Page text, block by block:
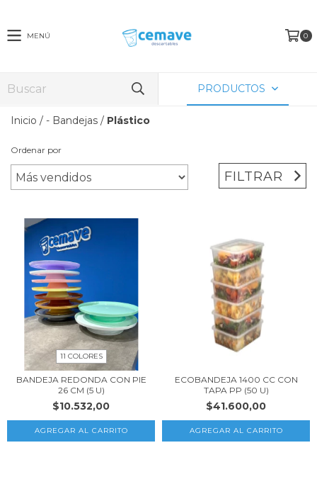
MENÚ 0
PRODUCTOS
Inicio / - Bandejas / Plástico
Ordenar por
FILTRAR
11 COLORES
BANDEJA REDONDA CON PIE
26 CM (5 U)
$10.532,00
AGREGAR AL CARRITO
ECOBANDEJA 1400 CC CON
TAPA PP (50 U)
$41.600,00